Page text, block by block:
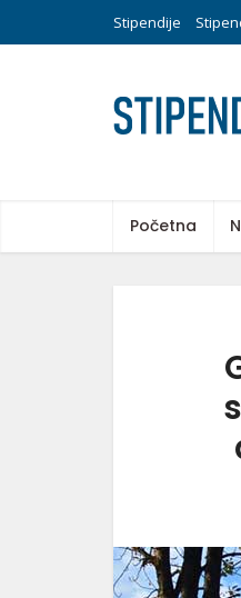
Stipendije
Početna